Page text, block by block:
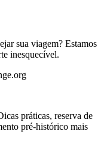
sua viagem? Estamos
inesquecível.
práticas, reserva de
pré‑histórico mais